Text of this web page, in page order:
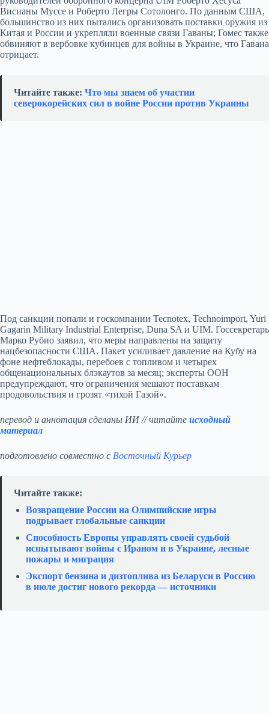
Висианы Муссе и Роберто Легры Сотолонго. По данным США,
большинство из них пытались организовать поставки оружия из
Китая и России и укрепляли военные связи Гаваны; Гомес также
обвиняют в вербовке кубинцев для войны в Украине, что Гавана
отрицает.
Читайте также: Что мы знаем об участии
северокорейских сил в войне России против Украины
Под санкции попали и госкомпании Tecnotex, Technoimport, Yuri
Gagarin Military Industrial Enterprise, Duna SA и UIM. Госсекретарь
Марко Рубио заявил, что меры направлены на защиту
нацбезопасности США. Пакет усиливает давление на Кубу на
фоне нефтеблокады, перебоев с топливом и четырех
общенациональных блэкаутов за месяц; эксперты ООН
предупреждают, что ограничения мешают поставкам
продовольствия и грозят «тихой Газой».
перевод и аннотация сделаны ИИ // читайте исходный
материал
подготовлено совместно с Восточный Курьер
Читайте также:
Возвращение России на Олимпийские игры
подрывает глобальные санкции
Способность Европы управлять своей судьбой
испытывают войны с Ираном и в Украине, лесные
пожары и миграция
Экспорт бензина и дизтоплива из Беларуси в Россию
в июле достиг нового рекорда — источники